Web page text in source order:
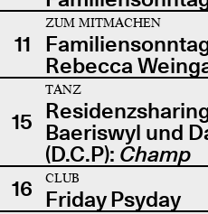
11
ZUM MITMACHEN
Rebecca
15
TANZ
Baeriswyl und
(D.C.P): Champ
16
CLUB
Friday Psyday